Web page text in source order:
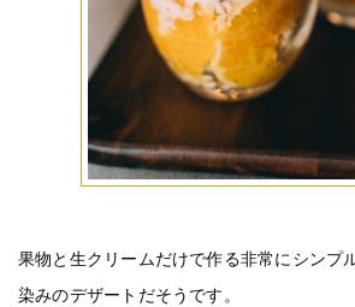
果物と生クリームだけで作る非常にシンプ
染みのデザートだそうです。